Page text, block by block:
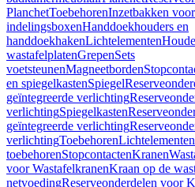
PlanchetToebehorenInzetbakken
indelingsboxenHanddoekhouders en
handdoekhakenLichtelementen
wastafelplatenGrepenSets
voetsteunenMagneetborden
en spiegelkastenSpiegel
geïntegreerde verlichting
verlichtingSpiegelkasten
geïntegreerde verlichting
verlichtingToebehorenLichtelementen
toebehorenStopcontactenKranen
voor WastafelkranenKraan op de
netvoedingReserveonderdelen voor